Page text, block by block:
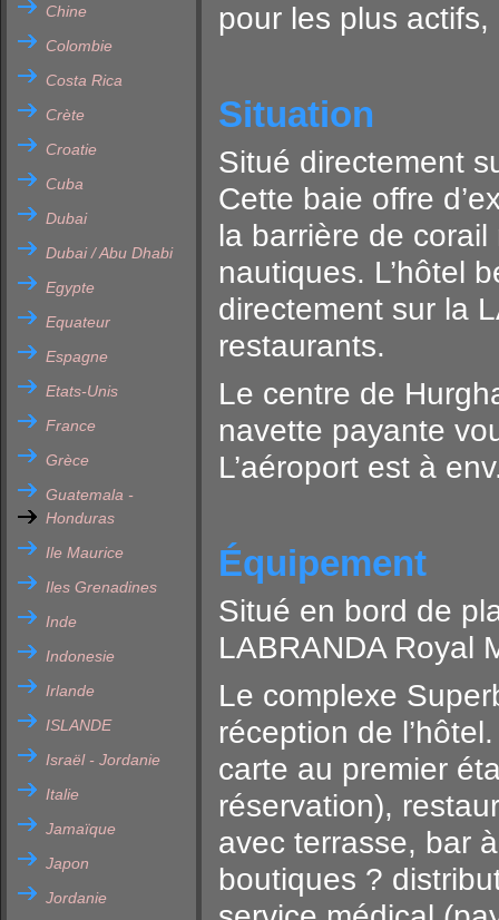
Chine
Colombie
Costa Rica
Crète
Croatie
Cuba
Dubai
Dubai / Abu Dhabi
Egypte
Equateur
Espagne
Etats-Unis
France
Grèce
Guatemala -
Honduras
Ile Maurice
Iles Grenadines
Inde
Indonesie
Irlande
ISLANDE
Israël - Jordanie
Italie
Jamaïque
Japon
Jordanie
pour les plus
Situation
Situé directement
Cette baie offre
la barrière de corail
nautiques. L’hôtel
directement sur la
restaurants.
Le centre de
navette payante
L’aéroport est à
Équipement
Situé en bord de
LABRANDA Royal
Le complexe
réception de
carte au premier
réservation),
avec terrasse, bar
boutiques ?